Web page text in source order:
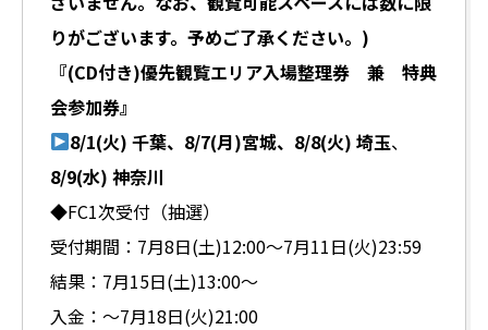
りがございます。予めご了承ください。)
『(CD付き)優先観覧エリア入場整理券 兼 特典
会参加券』
8/1(火)千葉、8/7(月)宮城、8/8(火) 埼玉、
8/9(水) 神奈川
◆FC1次受付（抽選）
受付期間：7月8日(土)12:00～7月11日(火)23:59
結果：7月15日(土)13:00～
入金：～7月18日(火)21:00